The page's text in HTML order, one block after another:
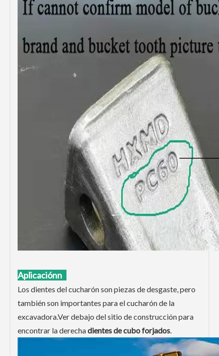
Aplicaciónn
Los dientes del cucharón son piezas de desgaste, pero
también son importantes para el cucharón de la
excavadora.Ver debajo del sitio de construcción para
encontrar la derechadientes de cubo forjados.